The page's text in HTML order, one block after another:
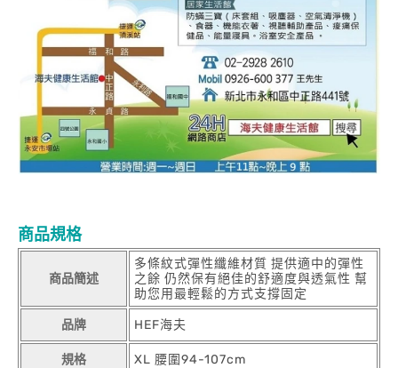
商品規格
商品簡述
多條紋式彈性纖維材質 提供適中的彈性
之餘 仍然保有絕佳的舒適度與透氣性 幫
助您用最輕鬆的方式支撐固定
品牌 HEF海夫
規格 XL 腰圍94-107cm